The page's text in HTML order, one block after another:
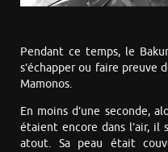
Pendant ce temps, le
s’échapper ou faire preuve
Mamonos.
En moins d’une seconde,
étaient encore dans l’air, il
atout. Sa peau était